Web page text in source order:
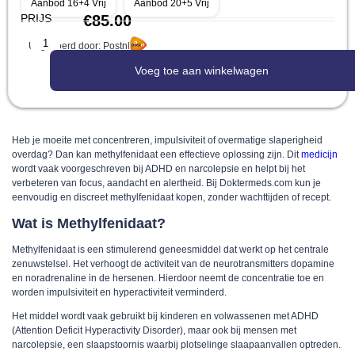
Aanbod 16+4 Vrij Aanbod 20+5 Vrij
PRIJS €85.00
Uitgevoerd door: Postnl
Voeg toe aan winkelwagen
Heb je moeite met concentreren, impulsiviteit of overmatige slaperigheid
overdag? Dan kan methylfenidaat een effectieve oplossing zijn. Ditmedicijn
wordt vaak voorgeschreven bij ADHD en narcolepsie en helpt bij het
verbeteren van focus, aandacht en alertheid. Bij Doktermeds.com kun je
eenvoudig en discreet methylfenidaat kopen, zonder wachttijden of recept.
Wat is Methylfenidaat?
Methylfenidaat is een stimulerend geneesmiddel dat werkt op het centrale
zenuwstelsel. Het verhoogt de activiteit van de neurotransmitters dopamine
en noradrenaline in de hersenen. Hierdoor neemt de concentratie toe en
worden impulsiviteit en hyperactiviteit verminderd.
Het middel wordt vaak gebruikt bij kinderen en volwassenen met ADHD
(Attention Deficit Hyperactivity Disorder), maar ook bij mensen met
narcolepsie, een slaapstoornis waarbij plotselinge slaapaanvallen optreden.